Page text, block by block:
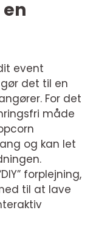
event
det til en
For det
måde
og kan let
forplejning,
til at lave